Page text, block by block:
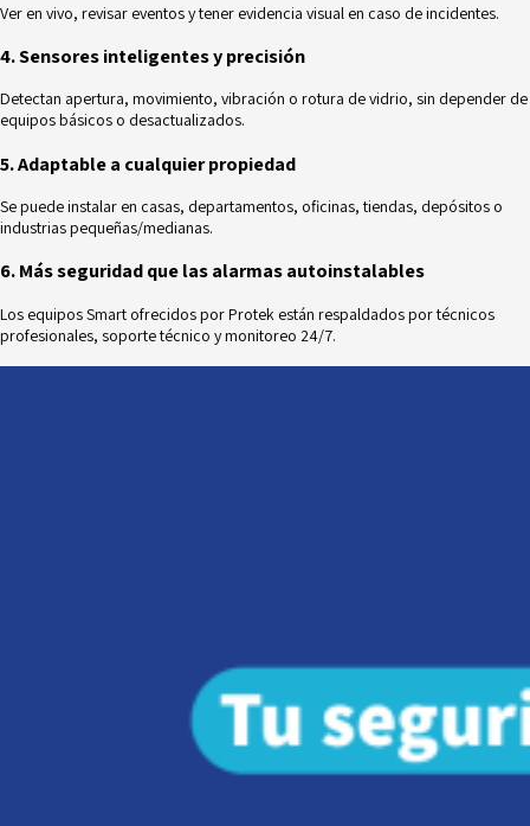
Ver en vivo, revisar eventos y tener evidencia visual en caso de incidentes.
4. Sensores inteligentes y precisión
Detectan apertura, movimiento, vibración o rotura de vidrio, sin depender de
equipos básicos o desactualizados.
5. Adaptable a cualquier propiedad
Se puede instalar en casas, departamentos, oficinas, tiendas, depósitos o
industrias pequeñas/medianas.
6. Más seguridad que las alarmas autoinstalables
Los equipos Smart ofrecidos por Protek están respaldados por técnicos
profesionales, soporte técnico y monitoreo 24/7.